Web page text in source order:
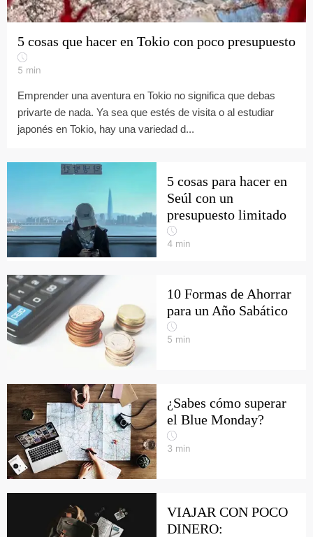
5 cosas que hacer en Tokio con poco presupuesto
5 min
Emprender una aventura en Tokio no significa que debas
privarte de nada. Ya sea que estés de visita o al estudiar
japonés en Tokio, hay una variedad d...
5 cosas para hacer en
Seúl con un
presupuesto limitado
4 min
10 Formas de Ahorrar
para un Año Sabático
5 min
¿Sabes cómo superar
el Blue Monday?
3 min
VIAJAR CON POCO
DINERO: